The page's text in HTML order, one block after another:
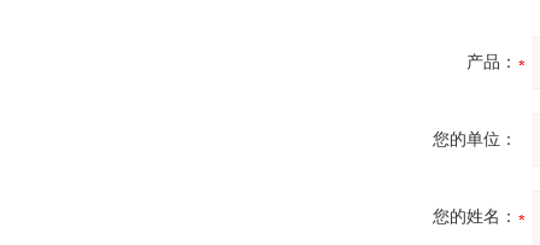
产品：
您的单位：
您的姓名：